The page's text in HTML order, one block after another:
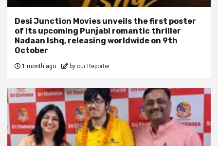
Desi Junction Movies unveils the first poster
of its upcoming Punjabi romantic thriller
Nadaan Ishq, releasing worldwide on 9th
October
1 month ago by our Reporter